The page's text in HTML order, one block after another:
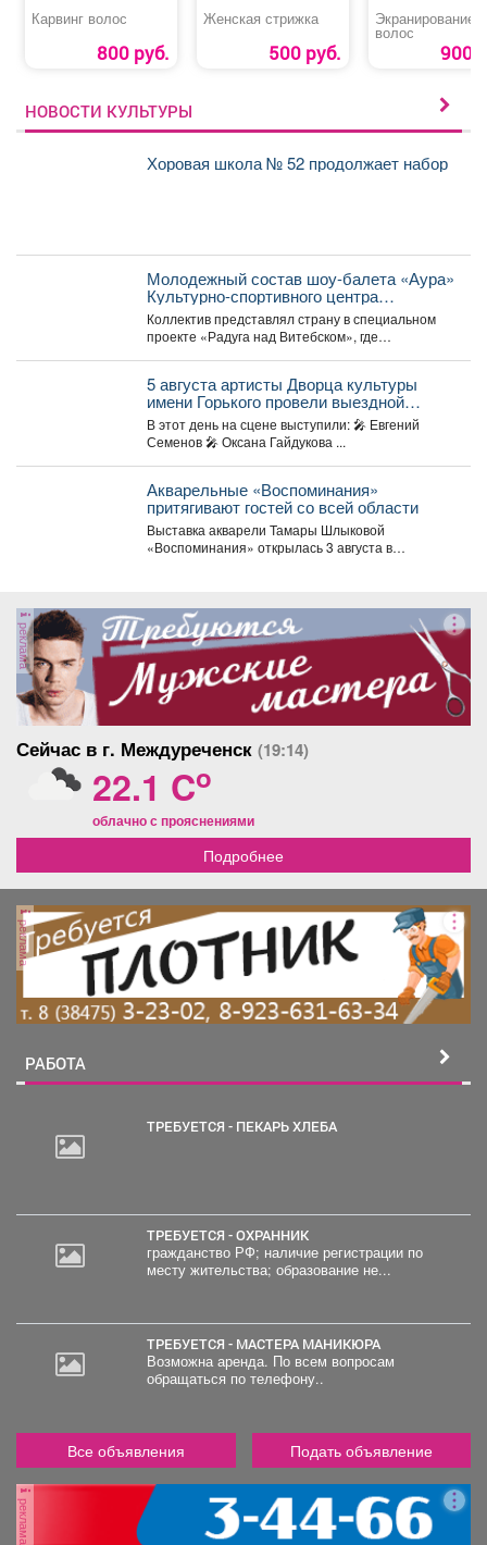
Карвинг волос
800 руб.
Женская стрижка
500 руб.
Экранирование
волос
900
НОВОСТИ КУЛЬТУРЫ
Хоровая школа № 52 продолжает набор
Молодежный состав шоу-балета «Аура»
Культурно-спортивного центра
металлургов победил в международном
конкурсе «Славянский базар» в
Витебске.
Коллектив представлял страну в специальном
проекте «Радуга над Витебском», где
5 августа артисты Дворца культуры
имени Горького провели выездной
концерт в реабилитационном центре
«Топаз».
В этот день на сцене выступили: 🎤 Евгений
Семенов 🎤 Оксана Гайдукова ...
Акварельные «Воспоминания»
притягивают гостей со всей области
Выставка акварели Тамары Шлыковой
«Воспоминания» открылась 3 августа в
реклама
Сейчас в г. Междуреченск (19:14)
22.1 Co
облачно с прояснениями
Подробнее
реклама
РАБОТА
ТРЕБУЕТСЯ - ПЕКАРЬ ХЛЕБА
ТРЕБУЕТСЯ - ОХРАННИК
гражданство РФ; наличие регистрации по
месту жительства; образование не...
ТРЕБУЕТСЯ - МАСТЕРА МАНИКЮРА
Возможна аренда. По всем вопросам
обращаться по телефону..
Все объявления Подать объявление
реклама